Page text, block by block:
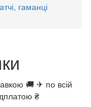
гаманці
🚚 ✈ по всій
₴